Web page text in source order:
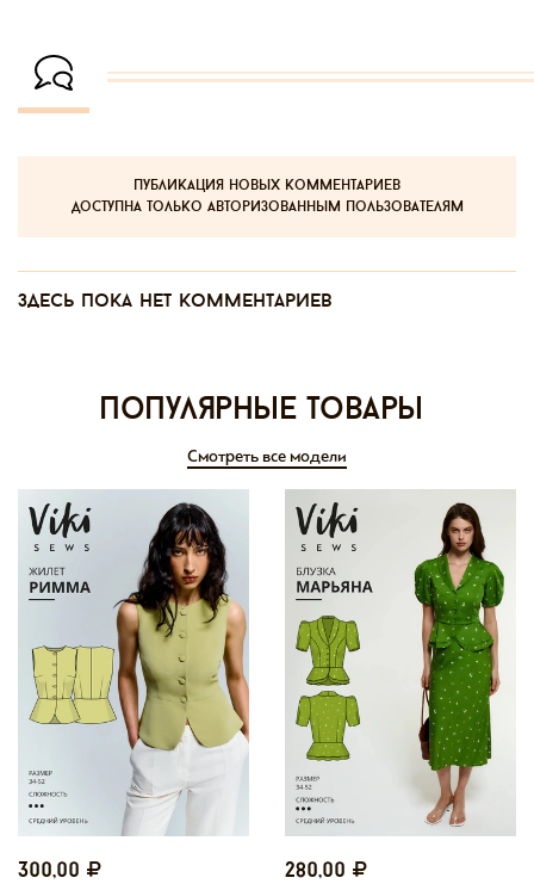
публикация новых комментариев
доступна только авторизованным пользователям
Здесь пока нет комментариев
Популярные товары
Смотреть все модели
300,00 280,00